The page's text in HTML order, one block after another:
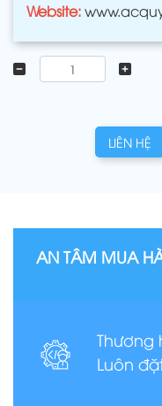
Website:
LIÊN HỆ
AN TÂM MUA
Thương
Luôn